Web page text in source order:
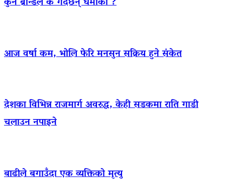
आज वर्षा कम, भोलि फेरि मनसुन सक्रिय हुने संकेत
देशका विभिन्न राजमार्ग अवरुद्ध, केही सडकमा राति गाडी
चलाउन नपाइने
बाढीले बगाउँदा एक व्यक्तिको मृत्यु